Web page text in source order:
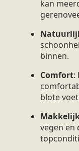
kan
binnen.
Comfort:
blote
vegen en